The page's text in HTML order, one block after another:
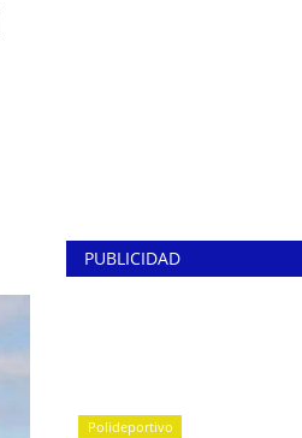
PUBLICIDAD
Polideportivo